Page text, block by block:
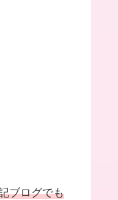
ブログでも